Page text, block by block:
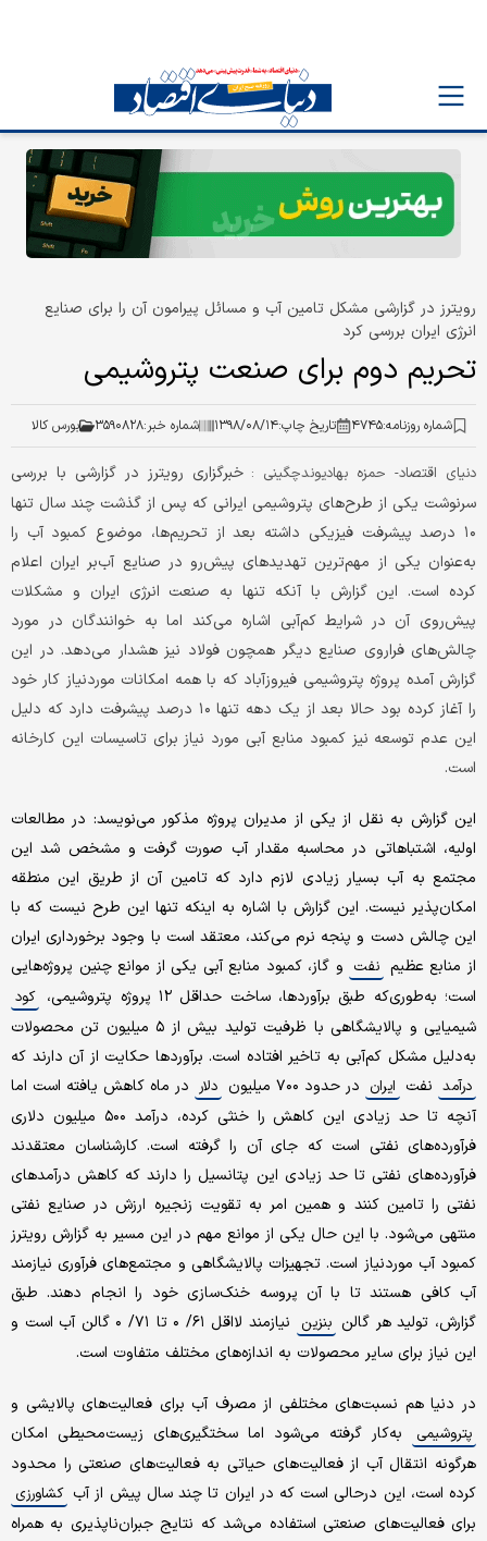
رویترز در گزارشی مشکل تامین آب و مسائل پیرامون آن را برای صنایع
انرژی ایران بررسی کرد
تحریم دوم برای صنعت پتروشیمی
شماره روزنامه:۴۷۴۵ تاریخ چاپ:۱۳۹۸/۰۸/۱۴ شماره خبر:۳۵۹۰۸۲۸ بورس کالا
دنیای اقتصاد- حمزه بهادیوندچگینی :خبرگزاری رویترز در گزارشی با بررسی
سرنوشت یکی از طرح‌های پتروشیمی ایرانی که پس از گذشت چند سال تنها
۱۰ درصد پیشرفت فیزیکی داشته بعد از تحریم‌ها، موضوع کمبود آب را
به‌عنوان یکی از مهم‌ترین تهدیدهای پیش‌رو در صنایع آب‌بر ایران اعلام
کرده است. این گزارش با آنکه تنها به صنعت انرژی ایران و مشکلات
پیش‌روی آن در شرایط کم‌آبی اشاره می‌کند اما به خوانندگان در مورد
چالش‌های فراروی صنایع دیگر همچون فولاد نیز هشدار می‌دهد. در این
گزارش آمده پروژه پتروشیمی فیروزآباد که با همه امکانات موردنیاز کار خود
را آغاز کرده بود حالا بعد از یک دهه تنها ۱۰ درصد پیشرفت دارد که دلیل
این عدم توسعه نیز کمبود منابع آبی مورد نیاز برای تاسیسات این کارخانه
است.
این گزارش به نقل از یکی از مدیران پروژه مذکور می‌نویسد: در مطالعات
اولیه، اشتباهاتی در محاسبه مقدار آب صورت گرفت و مشخص شد این
مجتمع به آب بسیار زیادی لازم دارد که تامین آن از طریق این منطقه
امکان‌پذیر نیست. این گزارش با اشاره به اینکه تنها این طرح نیست که با
این چالش دست و پنجه نرم می‌کند، معتقد است با وجود برخورداری ایران
از منابع عظیم نفت و گاز، کمبود منابع آبی یکی از موانع چنین پروژه‌هایی
است؛ به‌طوری‌که طبق برآوردها، ساخت حداقل ۱۲ پروژه پتروشیمی،
کود
شیمیایی و پالایشگاهی با ظرفیت تولید بیش از ۵ میلیون تن محصولات
به‌دلیل مشکل کم‌آبی به تاخیر افتاده است. برآوردها حکایت از آن دارند که
درآمد نفت ایران در حدود ۷۰۰ میلیون دلار در ماه کاهش یافته است اما
آنچه تا حد زیادی این کاهش را خنثی کرده، درآمد ۵۰۰ میلیون دلاری
فرآورده‌های نفتی است که جای آن را گرفته است. کارشناسان معتقدند
فرآورده‌های نفتی تا حد زیادی این پتانسیل را دارند که کاهش درآمدهای
نفتی را تامین کنند و همین امر به تقویت زنجیره ارزش در صنایع نفتی
منتهی می‌شود. با این حال یکی از موانع مهم در این مسیر به گزارش رویترز
کمبود آب موردنیاز است. تجهیزات پالایشگاهی و مجتمع‌های فرآوری نیازمند
آب کافی هستند تا با آن پروسه خنک‌سازی خود را انجام دهند. طبق
گزارش، تولید هر گالن بنزین
نیازمند لااقل ۶۱/ ۰ تا ۷۱/ ۰ گالن آب است و
این نیاز برای سایر محصولات به اندازه‌های مختلف متفاوت است.
در دنیا هم نسبت‌های مختلفی از مصرف آب برای فعالیت‌های پالایشی و
پتروشیمی
به‌کار گرفته می‌شود اما سختگیری‌های زیست‌محیطی امکان
هرگونه انتقال آب از فعالیت‌های حیاتی به فعالیت‌های صنعتی را محدود
کرده است، این درحالی است که در ایران تا چند سال پیش از آب کشاورزی
برای فعالیت‌های صنعتی استفاده می‌شد که نتایج جبران‌ناپذیری به همراه